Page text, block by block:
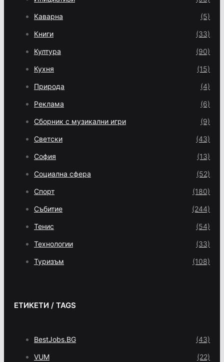
Каварна (5)
Книги (33)
Култура (90)
Кухня (15)
Природа (4)
Реклама (6)
Сборник с музикални игри (9)
Светски (43)
София (13)
Социална сфера (52)
Спорт (180)
Събитие (244)
Тенис (54)
Технологии (33)
Туризъм (108)
ЕТИКЕТИ / TAGS
BestJobs.BG (43)
VUM (22)